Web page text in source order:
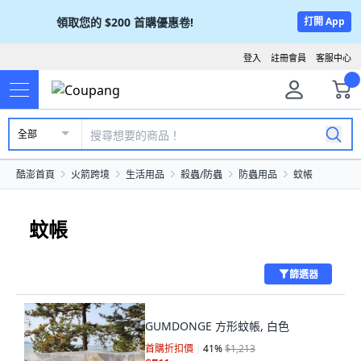
領取您的 $200 首購優惠卷! 打開 App
客服中心
註冊會員
登入
全部
酷澎首頁 火箭跨境 生活用品 殺蟲/防蟲 防蟲用品 蚊帳
蚊帳
篩選器
GUMDONGE 方形蚊帳, 白色
首購折扣價 41%$1,213